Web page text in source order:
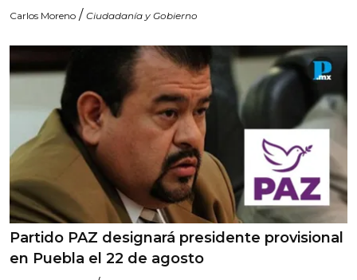
Carlos Moreno / Ciudadanía y Gobierno
Partido PAZ designará presidente provisional
en Puebla el 22 de agosto